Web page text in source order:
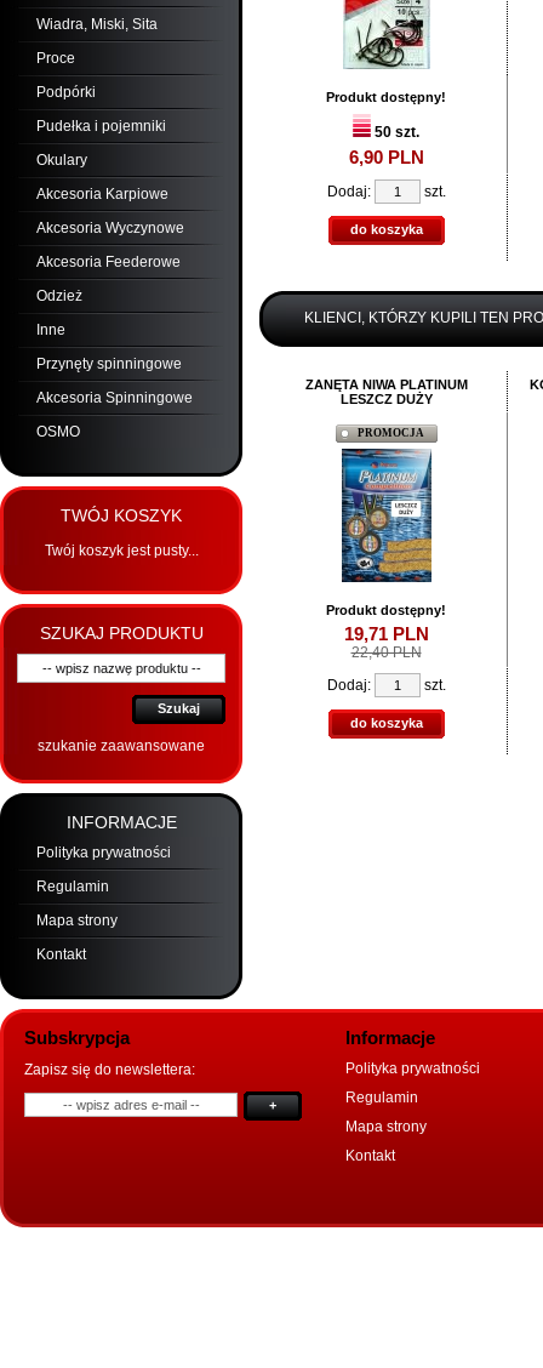
Wiadra, Miski, Sita
Proce
Podpórki
Pudełka i pojemniki
Okulary
Akcesoria Karpiowe
Akcesoria Wyczynowe
Akcesoria Feederowe
Odzież
Inne
Przynęty spinningowe
Akcesoria Spinningowe
OSMO
TWÓJ KOSZYK
Twój koszyk jest pusty...
SZUKAJ PRODUKTU
Szukaj
szukanie zaawansowane
INFORMACJE
Polityka prywatności
Regulamin
Mapa strony
Kontakt
Produkt dostępny!
50 szt.
6,90PLN
Dodaj: szt.
do koszyka
KLIENCI, KTÓRZY KUPILI TEN
ZANĘTA NIWA PLATINUM
LESZCZ DUŻY
PROMOCJA
Produkt dostępny!
19,71PLN
22,40 PLN
Dodaj:
szt.
do koszyka
Informacje
Subskrypcja
Zapisz się do newslettera:
+
Polityka prywatności
Regulamin
Mapa strony
Kontakt